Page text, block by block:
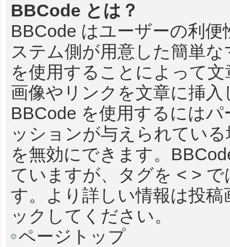
BBCode とは？
BBCode はユーザーの利
ステム側が用意した簡単
を使用することによって
画像やリンクを文章に挿
BBCode を使用するには
ッションが与えられてい
を無効にできます。
ていますが、タグを < >
す。より詳しい情報は投稿
ックしてください。
ページトップ